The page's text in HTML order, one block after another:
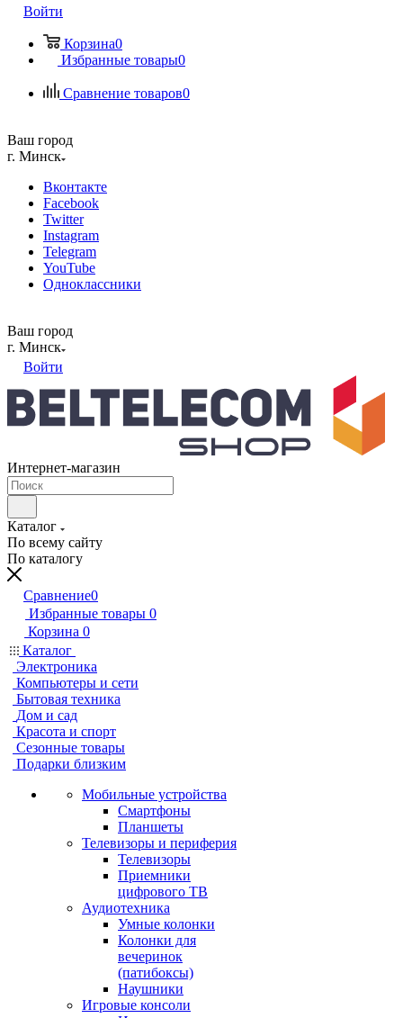
Войти
Корзина0
Избранные товары0
Сравнение товаров0
Ваш город
г. Минск
Вконтакте
Facebook
Twitter
Instagram
Telegram
YouTube
Одноклассники
Ваш город
г. Минск
Войти
Интернет-магазин
Каталог
По всему сайту
По каталогу
Сравнение0
Избранные товары 0
Корзина 0
Каталог
Электроника
Компьютеры и сети
Бытовая техника
Дом и сад
Красота и спорт
Сезонные товары
Подарки близким
Мобильные устройства
Смартфоны
Планшеты
Телевизоры и периферия
Телевизоры
Приемники
цифрового ТВ
Аудиотехника
Умные колонки
Колонки для
вечеринок
(патибоксы)
Наушники
Игровые консоли